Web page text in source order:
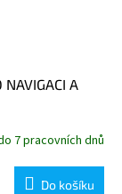
NAVIGACI A
7 pracovních dnů
Do košíku